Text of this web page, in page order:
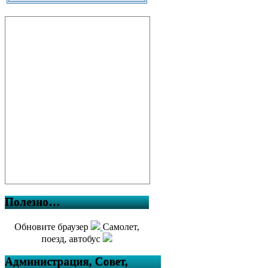
Полезно…
Обновите браузер
Самолет,
поезд, автобус
Администрация, Совет,